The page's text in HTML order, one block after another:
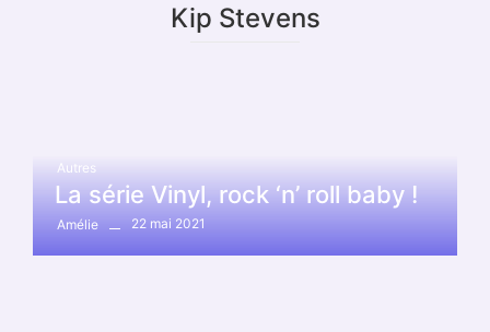
Kip Stevens
Autres
La série Vinyl, rock ‘n’ roll baby !
Amélie 22 mai 2021